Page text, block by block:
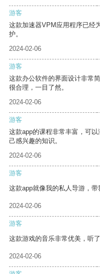
游客
这款加速器VPM应用程序已经
护。
2024-02-06
游客
这款办公软件的界面设计非常
很合理，一目了然。
2024-02-06
游客
这款app的课程非常丰富，可
己感兴趣的知识。
2024-02-06
游客
这款app就像我的私人导游，带
2024-02-06
游客
这款游戏的音乐非常优美，听
2024-02-06